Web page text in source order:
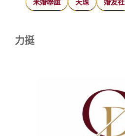
未婚聯誼 天珠 婚友社
力挺